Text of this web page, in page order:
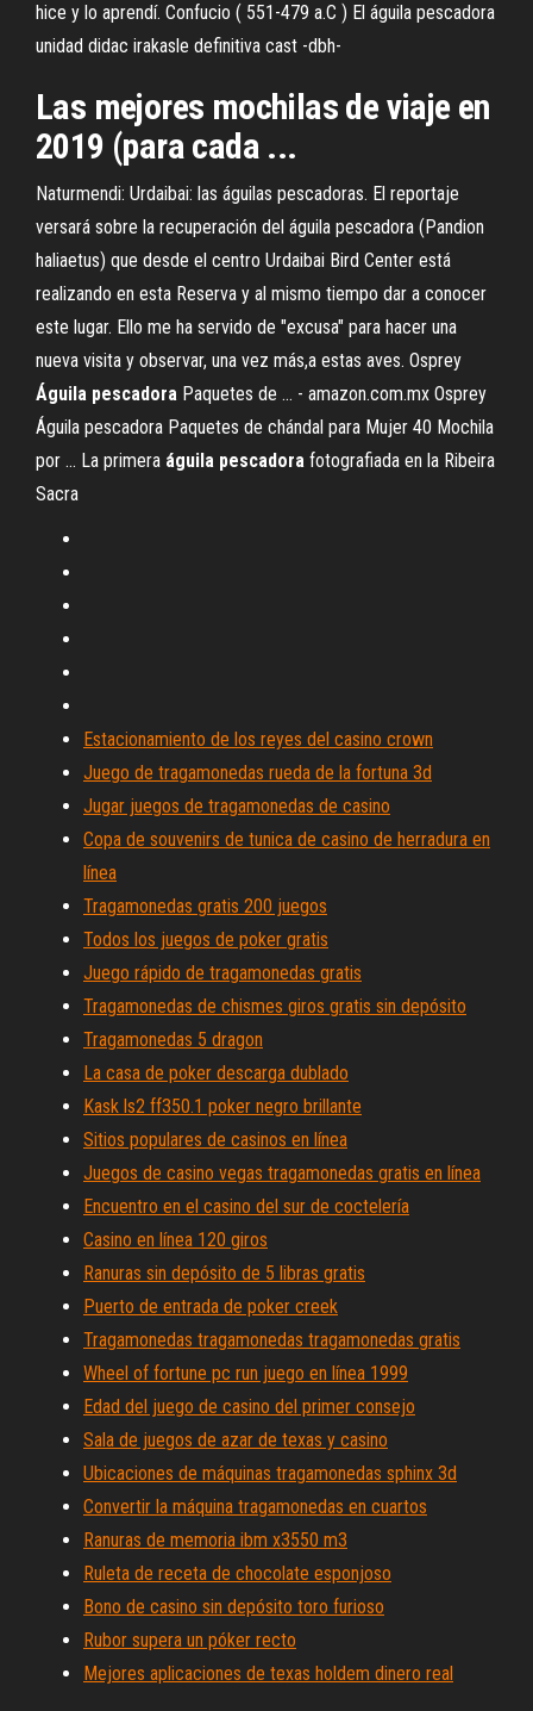
hice y lo aprendí. Confucio ( 551-479 a.C ) El águila pescadora
unidad didac irakasle definitiva cast -dbh-
Las mejores mochilas de viaje en
2019 (para cada ...
Naturmendi: Urdaibai: las águilas pescadoras. El reportaje
versará sobre la recuperación del águila pescadora (Pandion
haliaetus) que desde el centro Urdaibai Bird Center está
realizando en esta Reserva y al mismo tiempo dar a conocer
este lugar. Ello me ha servido de "excusa" para hacer una
nueva visita y observar, una vez más,a estas aves. Osprey
Águila pescadora Paquetes de ... - amazon.com.mx Osprey
Águila pescadora Paquetes de chándal para Mujer 40 Mochila
por ... La primera águila pescadora fotografiada en la Ribeira
Sacra
Estacionamiento de los reyes del casino crown
Juego de tragamonedas rueda de la fortuna 3d
Jugar juegos de tragamonedas de casino
Copa de souvenirs de tunica de casino de herradura en
línea
Tragamonedas gratis 200 juegos
Todos los juegos de poker gratis
Juego rápido de tragamonedas gratis
Tragamonedas de chismes giros gratis sin depósito
Tragamonedas 5 dragon
La casa de poker descarga dublado
Kask ls2 ff350.1 poker negro brillante
Sitios populares de casinos en línea
Juegos de casino vegas tragamonedas gratis en línea
Encuentro en el casino del sur de coctelería
Casino en línea 120 giros
Ranuras sin depósito de 5 libras gratis
Puerto de entrada de poker creek
Tragamonedas tragamonedas tragamonedas gratis
Wheel of fortune pc run juego en línea 1999
Edad del juego de casino del primer consejo
Sala de juegos de azar de texas y casino
Ubicaciones de máquinas tragamonedas sphinx 3d
Convertir la máquina tragamonedas en cuartos
Ranuras de memoria ibm x3550 m3
Ruleta de receta de chocolate esponjoso
Bono de casino sin depósito toro furioso
Rubor supera un póker recto
Mejores aplicaciones de texas holdem dinero real